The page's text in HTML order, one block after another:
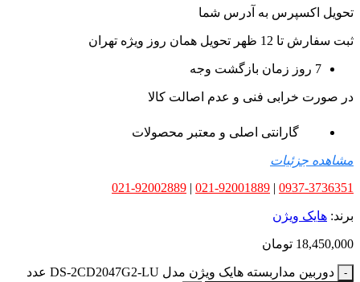
تحویل اکسپرس به آدرس شما
ثبت سفارش تا 12 ظهر تحویل همان روز ویژه تهران
7 روز زمان بازگشت وجه
در صورت خرابی فنی و عدم اصالت کالا
گارانتی اصلی و معتبر محصولات
مشاهده جزئیات
0937-3736351
|
021-92001889
|
021-92002889
برند: هایک ویژن
18,450,000 تومان
دوربین مداربسته هایک ویژن مدل DS-2CD2047G2-LU عدد